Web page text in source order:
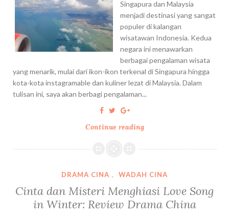
D
a
y
1
:
N
a
i
O
S
d
r
i
Singapura dan Malaysia
menjadi destinasi yang sangat
populer di kalangan
wisatawan Indonesia. Kedua
negara ini menawarkan
berbagai pengalaman wisata
yang menarik, mulai dari ikon-ikon terkenal di Singapura hingga
kota-kota instagramable dan kuliner lezat di Malaysia. Dalam
tulisan ini, saya akan berbagi pengalaman...
Continue readingB
a
a
i
b
DRAMA CINA , WADAH CINA
Cinta dan Misteri Menghiasi Love Song
in Winter: Review Drama China